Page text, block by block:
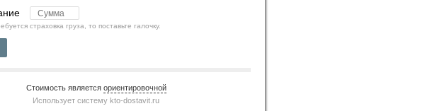
страховка груза, то поставьте галочку.
Стоимость является ориентировочной
Использует систему kto-dostavit.ru